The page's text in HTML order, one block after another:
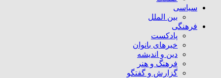
سیاسی
بین الملل
فرهنگی
پادکست
خبرهای بانوان
دین و اندیشه
فرهنگ و هنر
گزارش و گفتگو